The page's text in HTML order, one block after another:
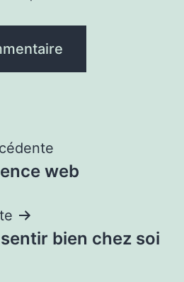
web
bien chez soi